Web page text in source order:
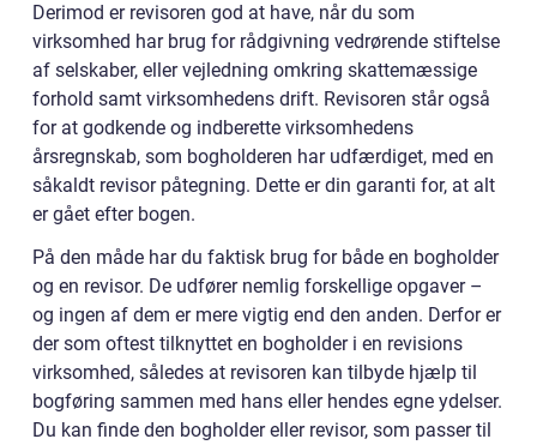
Derimod er revisoren god at have, når du som
virksomhed har brug for rådgivning vedrørende stiftelse
af selskaber, eller vejledning omkring skattemæssige
forhold samt virksomhedens drift. Revisoren står også
for at godkende og indberette virksomhedens
årsregnskab, som bogholderen har udfærdiget, med en
såkaldt revisor påtegning. Dette er din garanti for, at alt
er gået efter bogen.
På den måde har du faktisk brug for både en bogholder
og en revisor. De udfører nemlig forskellige opgaver –
og ingen af dem er mere vigtig end den anden. Derfor er
der som oftest tilknyttet en bogholder i en revisions
virksomhed, således at revisoren kan tilbyde hjælp til
bogføring sammen med hans eller hendes egne ydelser.
Du kan finde den bogholder eller revisor, som passer til